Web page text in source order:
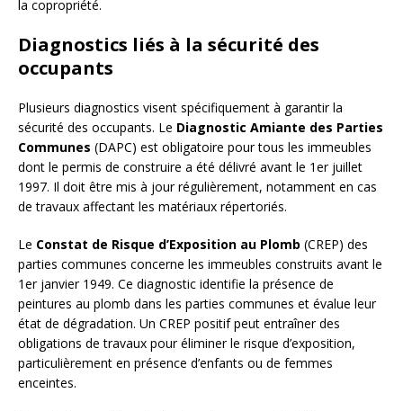
la copropriété.
Diagnostics liés à la sécurité des
occupants
Plusieurs diagnostics visent spécifiquement à garantir la
sécurité des occupants. Le Diagnostic Amiante des Parties
Communes (DAPC) est obligatoire pour tous les immeubles
dont le permis de construire a été délivré avant le 1er juillet
1997. Il doit être mis à jour régulièrement, notamment en cas
de travaux affectant les matériaux répertoriés.
Le Constat de Risque d’Exposition au Plomb (CREP) des
parties communes concerne les immeubles construits avant le
1er janvier 1949. Ce diagnostic identifie la présence de
peintures au plomb dans les parties communes et évalue leur
état de dégradation. Un CREP positif peut entraîner des
obligations de travaux pour éliminer le risque d’exposition,
particulièrement en présence d’enfants ou de femmes
enceintes.